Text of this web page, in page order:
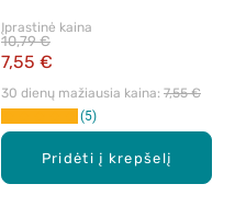
Pridėti į krepšelį
Įprastinė kaina
7,55 €
10,79 €
30 dienų mažiausia kaina: 7,55 €
5